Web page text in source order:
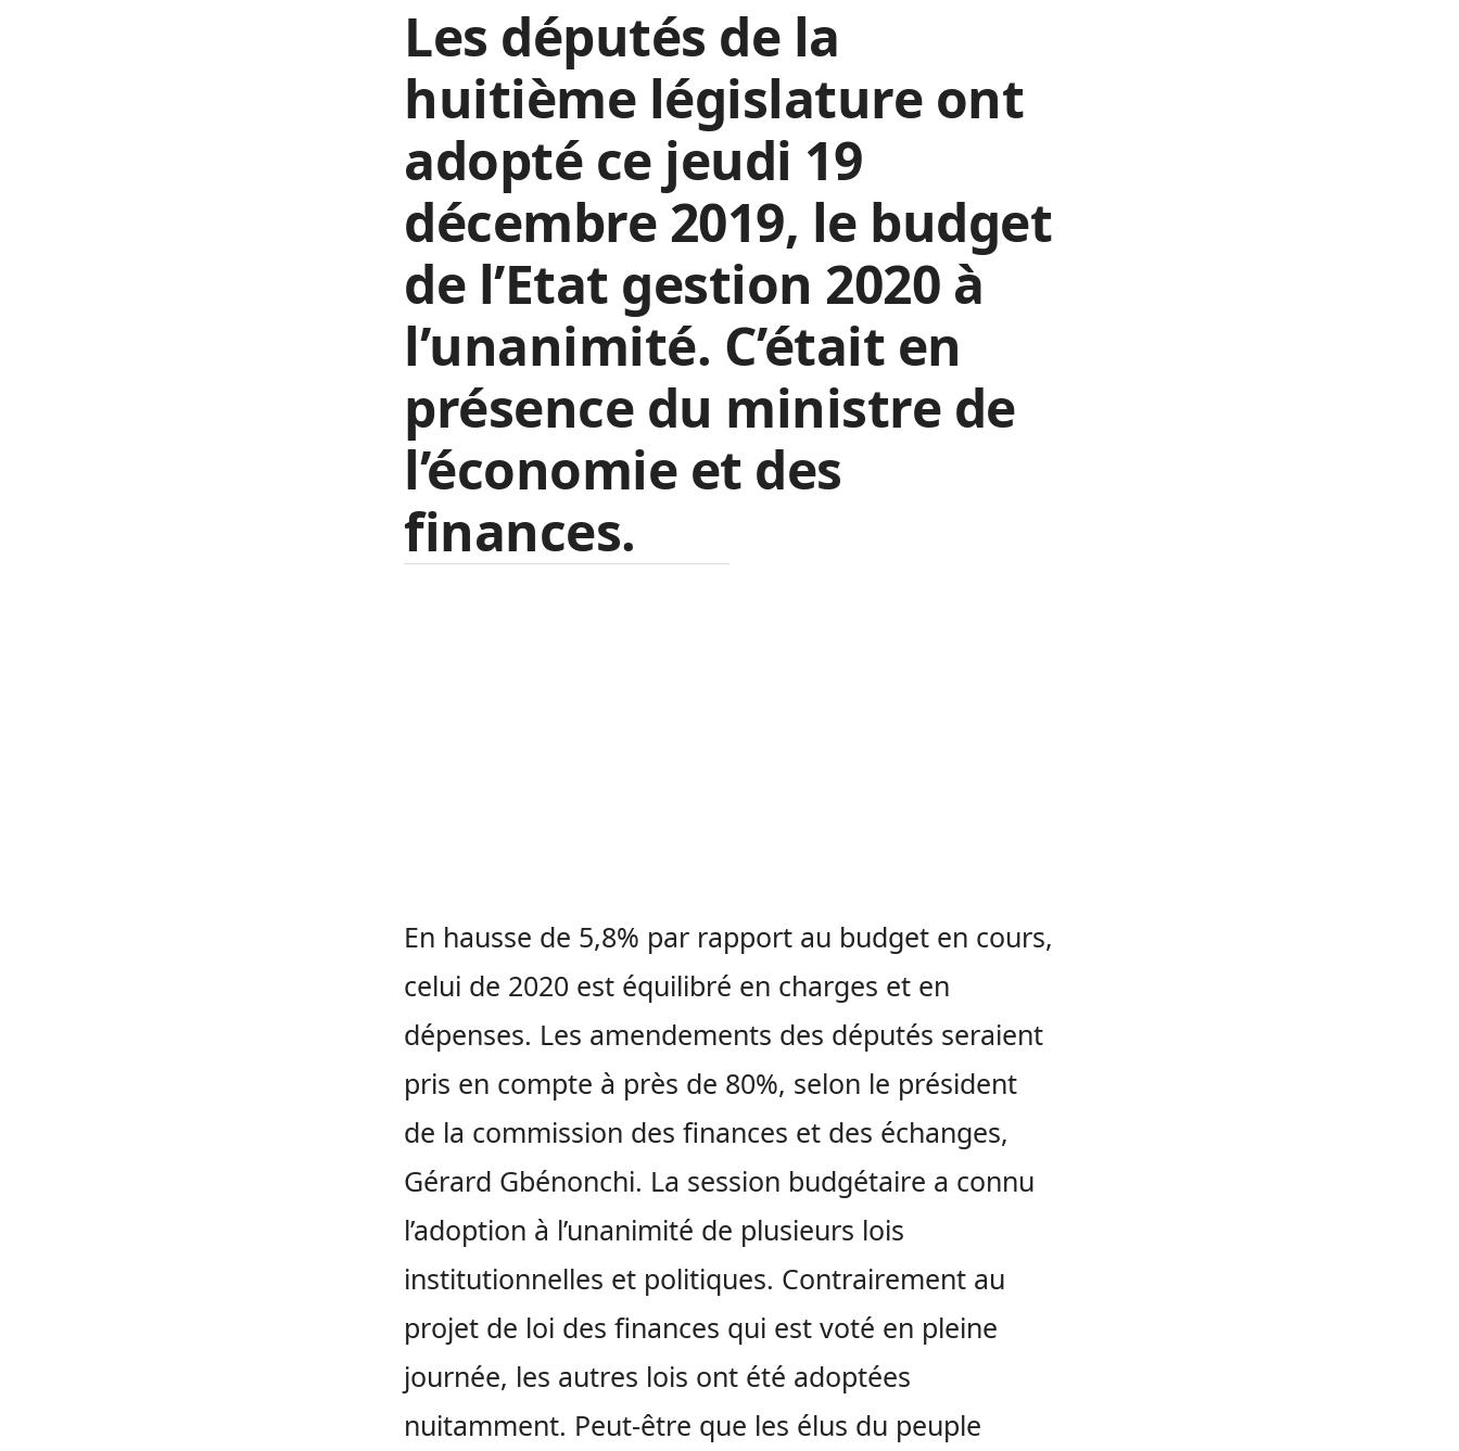
Les députés de la
huitième législature ont
adopté ce jeudi 19
décembre 2019, le budget
de l’Etat gestion 2020 à
l’unanimité. C’était en
présence du ministre de
l’économie et des
finances.
En hausse de 5,8% par rapport au budget en cours,
celui de 2020 est équilibré en charges et en
dépenses. Les amendements des députés seraient
pris en compte à près de 80%, selon le président
de la commission des finances et des échanges,
Gérard Gbénonchi. La session budgétaire a connu
l’adoption à l’unanimité de plusieurs lois
institutionnelles et politiques. Contrairement au
projet de loi des finances qui est voté en pleine
journée, les autres lois ont été adoptées
nuitamment. Peut-être que les élus du peuple